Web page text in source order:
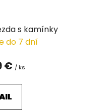
s kamínky
do 7 dní
€ / ks